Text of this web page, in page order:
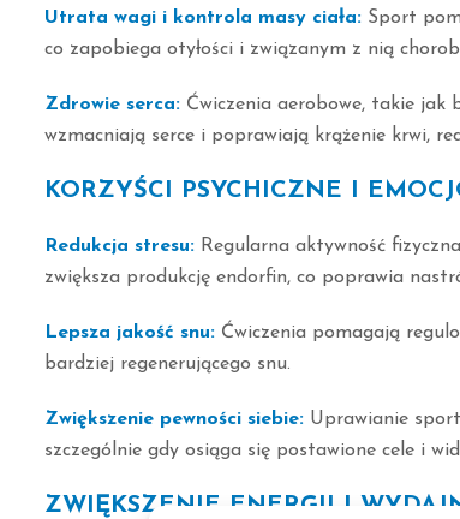
Utrata wagi i kontrola masy ciała: Sport
co zapobiega otyłości i związanym z nią
Zdrowie serca: Ćwiczenia aerobowe, takie jak
wzmacniają serce i poprawiają krążenie krwi,
KORZYŚCI PSYCHICZNE I
Redukcja stresu: Regularna aktywność
zwiększa produkcję endorfin, co poprawia
Lepsza jakość snu: Ćwiczenia pomagają
bardziej regenerującego snu.
Zwiększenie pewności siebie: Uprawianie
szczególnie gdy osiąga się postawione cele i
ZWIĘKSZENIE ENERGII I